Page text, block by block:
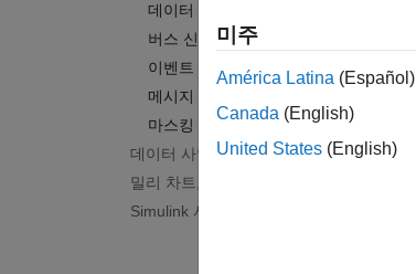
데이터 저장소 메모리
버스 신호
이벤트
메시지
마스킹
데이터 사양
밀리 차트, 무어 차트 및 연속시간 차트
Simulink 서브시스템을 상태로 사용
미주
América Latina (Español)
Canada (English)
United States (English)